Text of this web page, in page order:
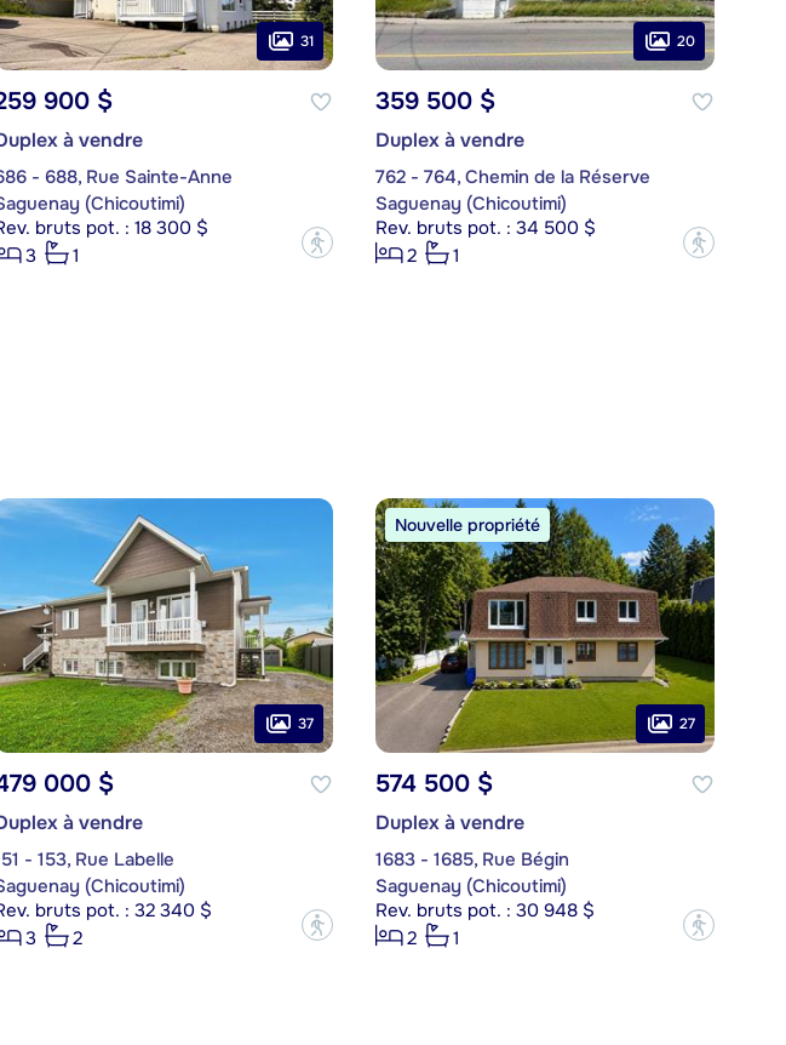
31
900 $
à vendre
- 688, Rue Sainte-Anne
(Chicoutimi)
bruts pot. : 18 300 $
3
1
?
20
359 500 $
Duplex à vendre
762 - 764, Chemin de la Réserve
Saguenay (Chicoutimi)
Rev. bruts pot. : 34 500 $
2
1
?
37
000 $
à vendre
- 153, Rue Labelle
(Chicoutimi)
bruts pot. : 32 340 $
3
2
?
Nouvelle propriété
27
574 500 $
Duplex à vendre
1683 - 1685, Rue Bégin
Saguenay (Chicoutimi)
Rev. bruts pot. : 30 948 $
2
1
?